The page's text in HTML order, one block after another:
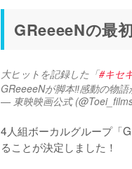
GReeeeNの最
大ヒットを記録した「#キセ
GReeeeNが脚本‼️感動の物
— 東映映画公式
4人組ボーカルグループ「
ることが決定しました！